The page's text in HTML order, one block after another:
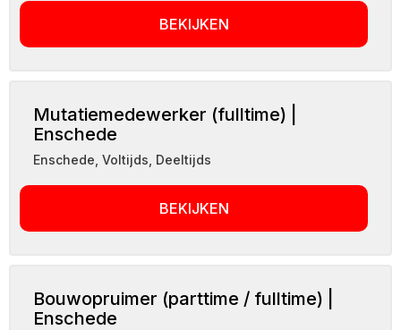
BEKIJKEN
Mutatiemedewerker (fulltime) |
Enschede
Enschede Voltijds, Deeltijds
BEKIJKEN
Bouwopruimer (parttime / fulltime) |
Enschede